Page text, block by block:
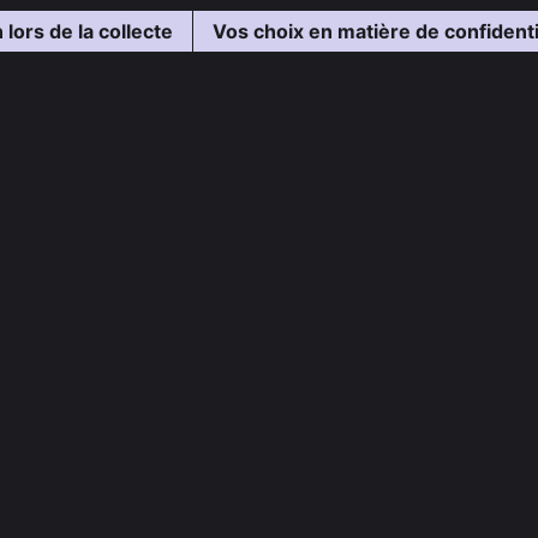
lors de la collecte Vos choix en matière de